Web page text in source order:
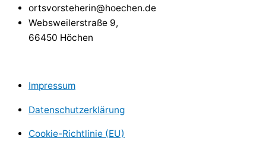
ortsvorsteherin@hoechen.de
Websweilerstraße 9,
66450 Höchen
Impressum
Datenschutzerklärung
Cookie-Richtlinie (EU)